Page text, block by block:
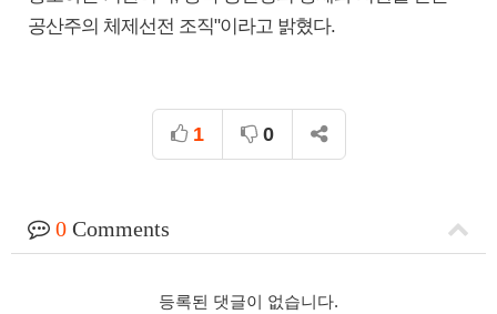
공산주의 체제선전 조직"이라고 밝혔다.
1 0
0 Comments
등록된 댓글이 없습니다.